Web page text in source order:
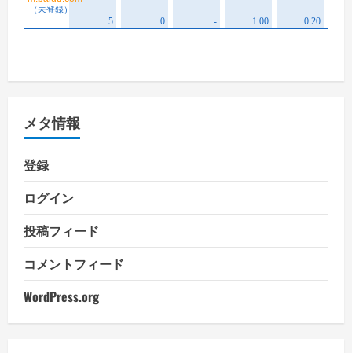
メタ情報
登録
ログイン
投稿フィード
コメントフィード
WordPress.org